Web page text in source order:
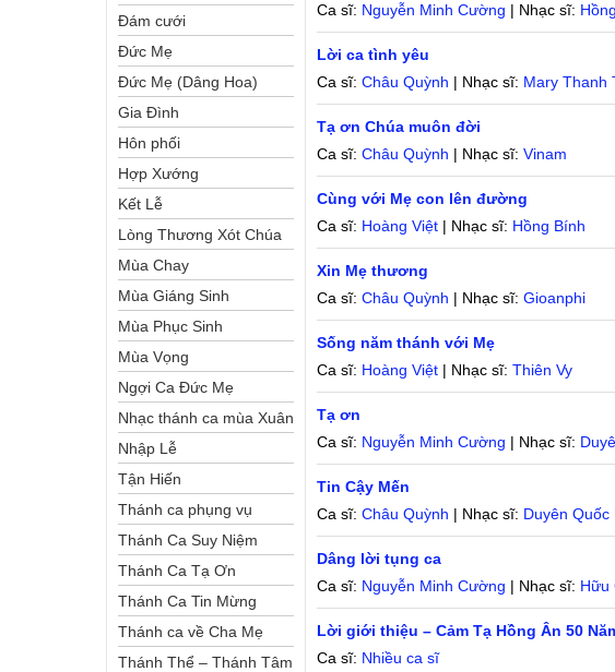
Ca sĩ: Nguyễn Minh Cường | Nhạc sĩ:
Lời ca tình yêu
Ca sĩ:Châu Quỳnh | Nhạc sĩ: Mary Thanh
Tạ ơn Chúa muôn đời
Ca sĩ:Châu Quỳnh | Nhạc sĩ:Vinam
Cùng với Mẹ con lên đường
Ca sĩ: Hoàng Việt | Nhạc sĩ: Hồng Bính
Xin Mẹ thương
Ca sĩ:Châu Quỳnh | Nhạc sĩ:Gioanphi
Sống năm thánh với Mẹ
Ca sĩ: Hoàng Việt | Nhạc sĩ:Thiên Vy
Tạ ơn
Ca sĩ: Nguyễn Minh Cường | Nhạc sĩ:
Tin Cậy Mến
Ca sĩ:Châu Quỳnh | Nhạc sĩ: Duyên Quốc
Dâng lời tụng ca
Ca sĩ: Nguyễn Minh Cường | Nhạc sĩ: Hữu
Lời giới thiệu – Cảm Tạ Hồng Ân 50
Ca sĩ: Nhiều ca sĩ
Đám cưới
Đức Mẹ
Đức Mẹ (Dâng Hoa)
Gia Đình
Hôn phối
Hợp Xướng
Kết Lễ
Lòng Thương Xót Chúa
Mùa Chay
Mùa Giáng Sinh
Mùa Phục Sinh
Mùa Vọng
Ngợi Ca Đức Mẹ
Nhạc thánh ca mùa Xuân
Nhập Lễ
Tận Hiến
Thánh ca phụng vụ
Thánh Ca Suy Niệm
Thánh Ca Tạ Ơn
Thánh Ca Tin Mừng
Thánh ca về Cha Mẹ
Thánh Thể – Thánh Tâm